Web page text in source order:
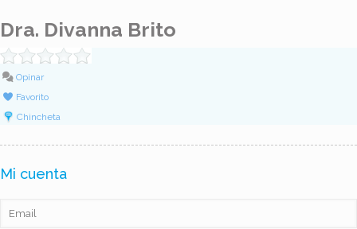
Dra. Divanna Brito
Opinar
Favorito
Chincheta
Mi cuenta